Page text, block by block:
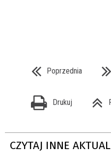
Poprzednia
Drukuj
CZYTAJ INNE